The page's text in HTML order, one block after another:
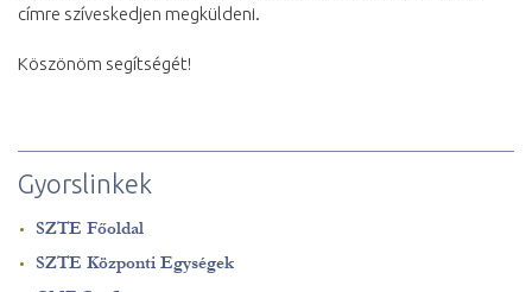
címre szíveskedjen megküldeni.
Köszönöm segítségét!
Gyorslinkek
SZTE Főoldal
SZTE Központi Egységek